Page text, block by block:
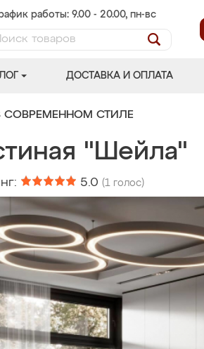
работы: 9.00 - 20.00, пн-вс
ДОСТАВКА И ОПЛАТА
СОВРЕМЕННОМ СТИЛЕ
"Шейла"
5.0 (1 голос)